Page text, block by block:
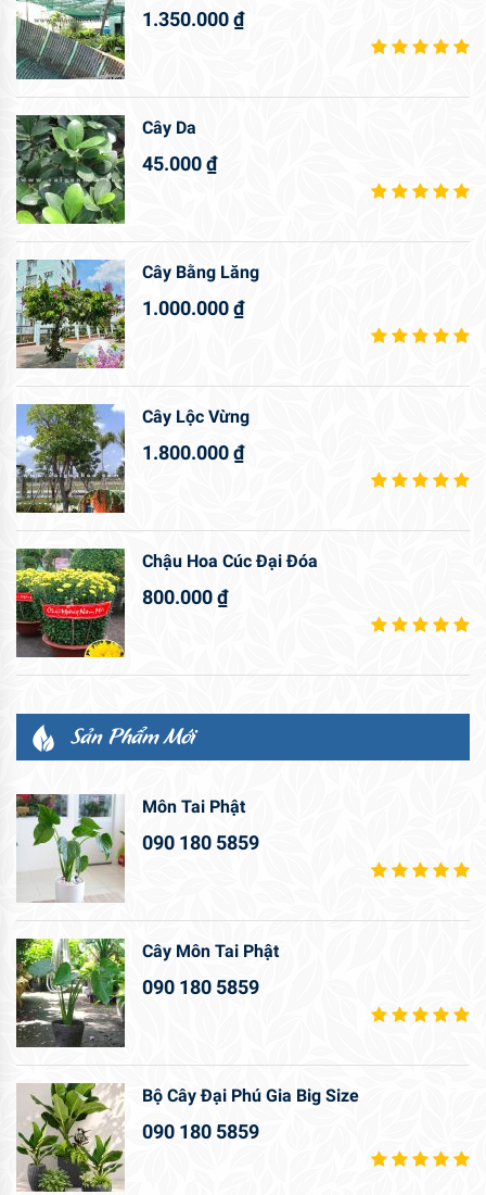
1.350.000₫
Cây Da
45.000₫
Cây Bằng Lăng
1.000.000₫
Cây Lộc Vừng
1.800.000₫
Chậu Hoa Cúc Đại Đóa
800.000₫
Sản Phẩm Mới
Môn Tai Phật
090 180 5859
Cây Môn Tai Phật
090 180 5859
Bộ Cây Đại Phú Gia Big Size
090 180 5859